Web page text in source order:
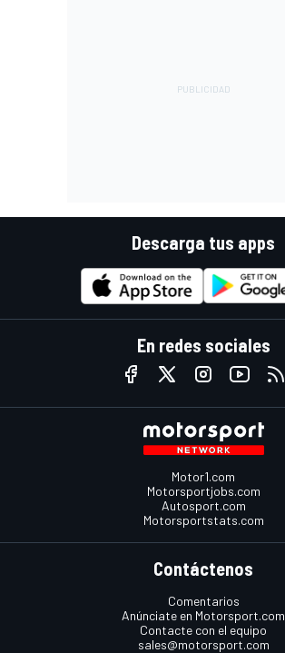
Descarga tus apps
En redes sociales
Motor1.com
Motorsportjobs.com
Autosport.com
Motorsportstats.com
Contáctenos
Comentarios
Anúnciate en Motorsport.com
Contacte con el equipo
sales@motorsport.com